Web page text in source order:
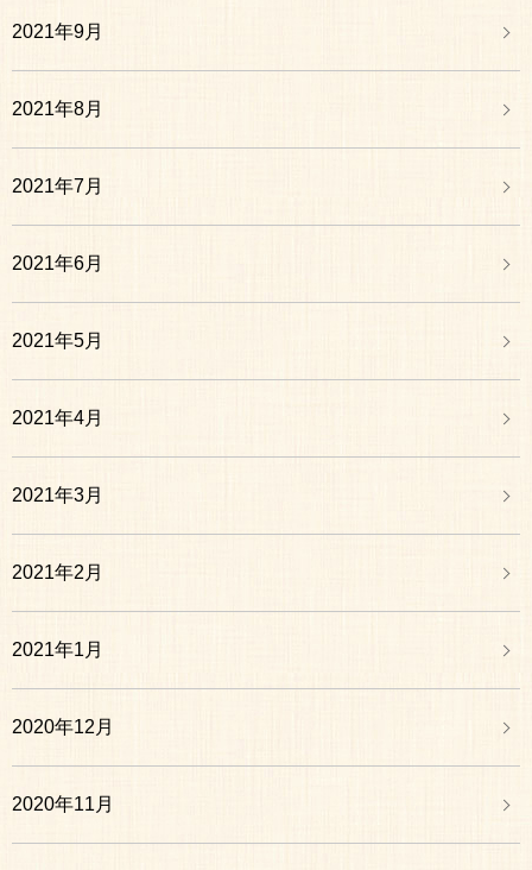
2021年9月
2021年8月
2021年7月
2021年6月
2021年5月
2021年4月
2021年3月
2021年2月
2021年1月
2020年12月
2020年11月